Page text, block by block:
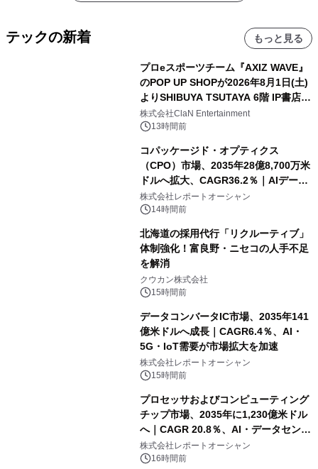
テックの新着 もっと見る
プロeスポーツチーム『AXIZ WAVE』
のPOP UP SHOPが2026年8月1日(土)
よりSHIBUYA TSUTAYA 6階 IP書店で
開催決定！！
株式会社ClaN Entertainment
13時間前
コパッケージド・オプティクス
（CPO）市場、2035年28億8,700万米
ドルへ拡大、CAGR36.2％｜AIデータ
センター・高速光通信需要が成長を加
速
株式会社レポートオーシャン
14時間前
北海道の採用代行「リクルーティブ」
体制強化！富良野・ニセコの人手不足
を解消
クウカン株式会社
15時間前
データコンバータIC市場、2035年141
億米ドルへ成長｜CAGR6.4％、AI・
5G・IoT需要が市場拡大を加速
株式会社レポートオーシャン
15時間前
プロセッサおよびコンピューティング
チップ市場、2035年に1,230億米ドル
へ｜CAGR 20.8％、AI・データセンタ
ー需要が成長を牽引
株式会社レポートオーシャン
16時間前